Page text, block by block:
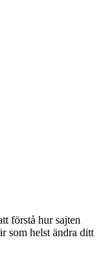
förstå hur sajten
som helst ändra ditt